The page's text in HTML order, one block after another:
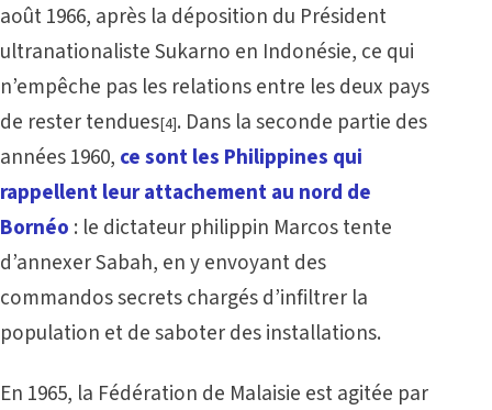
août 1966, après la déposition du Président
ultranationaliste Sukarno en Indonésie, ce qui
n’empêche pas les relations entre les deux pays
de rester tendues[4]. Dans la seconde partie des
années 1960, ce sont les Philippines qui
rappellent leur attachement au nord de
Bornéo : le dictateur philippin Marcos tente
d’annexer Sabah, en y envoyant des
commandos secrets chargés d’infiltrer la
population et de saboter des installations.
En 1965, la Fédération de Malaisie est agitée par